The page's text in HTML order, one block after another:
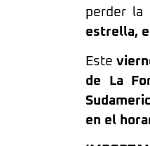
perder la
estrella,
Este
de La
en el